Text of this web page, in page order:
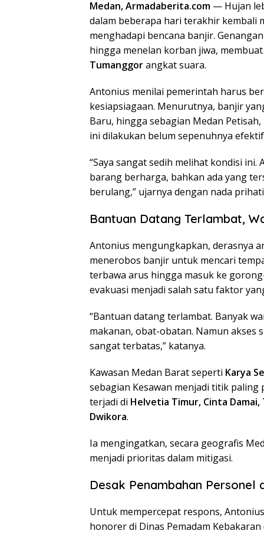
c
e
b
o
k
i
t
e
n
k
d
n
n
e
a
t
s
A
p
Medan, Armadaberita.com — Hujan
dalam beberapa hari terakhir kembali
menghadapi bencana banjir.
hingga menelan korban jiwa,
Tumanggorangkat suara.
Antonius menilai pemerintah harus
kesiapsiagaan. Menurutnya, banjir
Baru, hingga sebagian Medan
ini dilakukan belum sepenuhnya
“Saya sangat sedih melihat kondisi
barang berharga, bahkan ada yang
berulang,” ujarnya dengan nada
Bantuan Datang Terlambat,
Antonius mengungkapkan, derasnya
menerobos banjir untuk mencari
terbawa arus hingga masuk ke
evakuasi menjadi salah satu faktor
“Bantuan datang terlambat. Banyak
makanan, obat-obatan. Namun akses
sangat terbatas,” katanya.
Kawasan Medan Barat seperti Karya
sebagian Kesawan menjadi titik
terjadi di Helvetia Timur, Cinta
Dwikora.
Ia mengingatkan, secara geografis
menjadi prioritas dalam mitigasi.
Desak Penambahan
Untuk mempercepat respons,
honorer di Dinas Pemadam